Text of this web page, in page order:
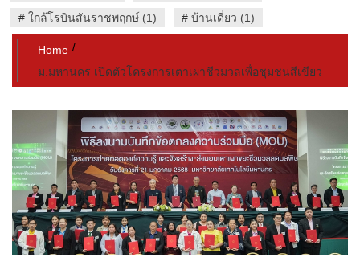
# ใกล้โรบินสันราชพฤกษ์ (1) # บ้านเดี่ยว (1)
Home
ม.มหานคร เปิดตัวโครงการเตาเผาชีวมวลเพื่อชุมชนสีเขียว